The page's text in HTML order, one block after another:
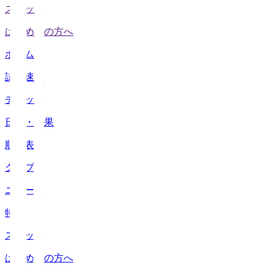
スタッツ
はじめての方へ
ホーム
試合速報
チケット
日程・結果
順位表
クラブ
ニュース
特集
スタッツ
はじめての方へ